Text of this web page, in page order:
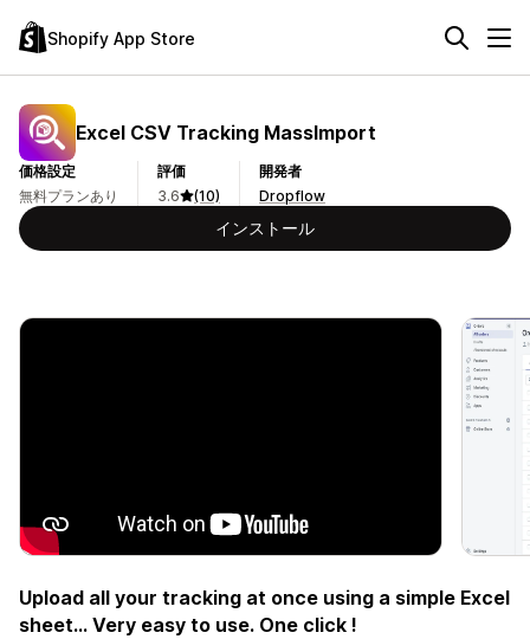
Shopify App Store
Excel CSV Tracking MassImport
価格設定
無料プランあり
評価
3.6
(10)
開発者
Dropflow
インストール
Upload all your tracking at once using a simple Excel
sheet... Very easy to use. One click !